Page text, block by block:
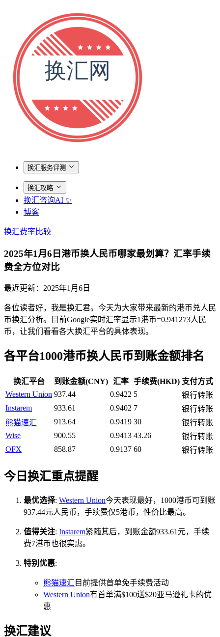
换汇服务评测
换汇攻略
换汇咨询AI ✨
博客
换汇费率比较
2025年1月6日港币换人民币哪家最划算？汇率手续
费全方位对比
最近更新： 2025年1月6日
各位读者好，我是换汇君。今天为大家带来最新的港币兑人民
币换汇分析。目前Google实时汇率显示1港币=0.941273人民
币，让我们看看各大换汇平台的具体表现。
各平台1000港币换人民币到账金额排名
换汇平台 到账金额(CNY) 汇率 手续费(HKD) 支付方式
Western Union 937.44 0.9422 5
银行转账
Instarem
933.61 0.9402 7
银行转账
熊猫速汇
913.64 0.9419 30
银行转账
Wise
900.55 0.9413 43.26
银行转账
OFX
858.87 0.9137 60 银行转账
今日换汇重点提醒
最优选择: Western Union今天表现最好，1000港币可到账
937.44元人民币，手续费仅5港币，性价比最高。
值得关注: Instarem紧随其后，到账金额933.61元，手续
费7港币也很实惠。
特别优惠:
熊猫速汇 目前提供首单免手续费活动
Western Union有首单满$100送$20亚马逊礼卡的优
惠
换汇建议